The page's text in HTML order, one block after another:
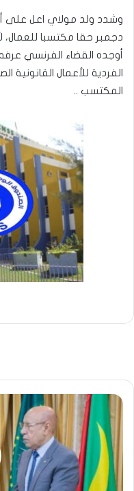
دجمبر حقا مكتسبا للعمال،
أوجده القضاء الفرنسي عرفه
الفردية للأعمال
المكتسب ..